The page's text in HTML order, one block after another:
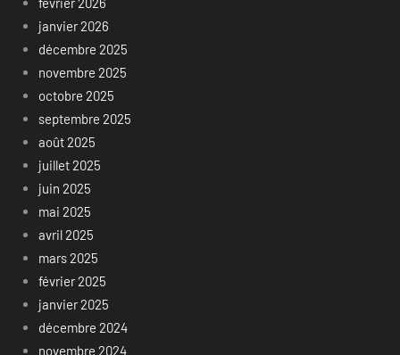
janvier 2026
décembre 2025
novembre 2025
octobre 2025
septembre 2025
août 2025
juillet 2025
juin 2025
mai 2025
avril 2025
mars 2025
février 2025
janvier 2025
décembre 2024
novembre 2024